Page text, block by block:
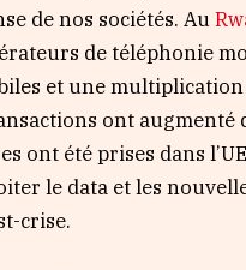
de nos sociétés. Au
de téléphonie
et une
ont augmenté
ont été prises dans
le data et les
crise.